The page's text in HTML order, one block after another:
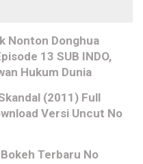
Nonton Donghua
13 SUB INDO,
Hukum Dunia
(2011) Full
Versi Uncut No
Terbaru No